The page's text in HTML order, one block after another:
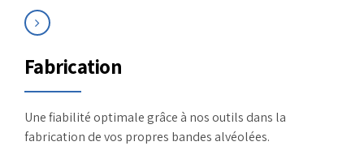
Fabrication
Une fiabilité optimale grâce à nos outils dans la
fabrication de vos propres bandes alvéolées.